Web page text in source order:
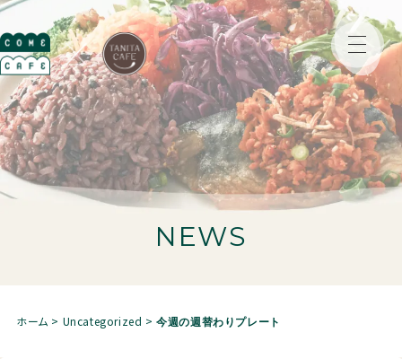
NEWS
ホーム > Uncategorized >今週の週替わりプレート